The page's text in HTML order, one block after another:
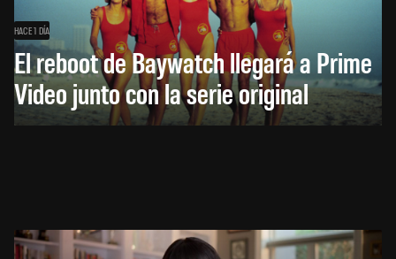
HACE 1 DÍA
El reboot de Baywatch llegará a Prime
Video junto con la serie original